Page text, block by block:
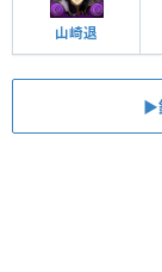
山崎退
▶︎